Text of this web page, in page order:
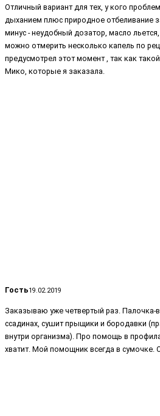
Отличный вариант для тех, у кого
дыханием плюс природное отбеливание
минус - неудобный дозатор, масло
можно отмерить несколько капель по
предусмотрел этот момент , так как
Мико, которые я заказала.
Гость19.02.2019
Заказываю уже четвертый раз. Палочка-
ссадинах, сушит прыщики и бородавки
внутри организма). Про помощь в
хватит. Мой помощник всегда в сумочке.